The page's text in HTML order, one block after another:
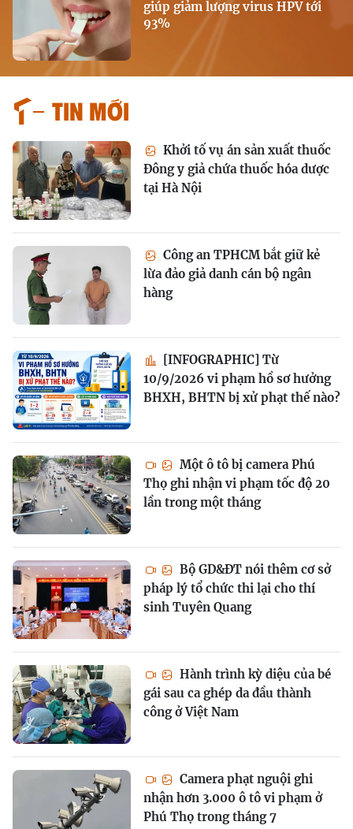
giúp giảm lượng virus HPV tới
93%
Tin mới
Khởi tố vụ án sản xuất thuốc
Đông y giả chứa thuốc hóa dược
tại Hà Nội
Công an TPHCM bắt giữ kẻ
lừa đảo giả danh cán bộ ngân
hàng
[INFOGRAPHIC] Từ
10/9/2026 vi phạm hồ sơ hưởng
BHXH, BHTN bị xử phạt thế nào?
Một ô tô bị camera Phú
Thọ ghi nhận vi phạm tốc độ 20
lần trong một tháng
Bộ GD&ĐT nói thêm cơ sở
pháp lý tổ chức thi lại cho thí
sinh Tuyên Quang
Hành trình kỳ diệu của bé
gái sau ca ghép da đầu thành
công ở Việt Nam
Camera phạt nguội ghi
nhận hơn 3.000 ô tô vi phạm ở
Phú Thọ trong tháng 7